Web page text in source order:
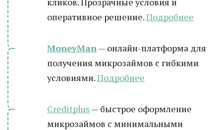
оперативное решение.Подробнее
MoneyMan— онлайн-платформа для
получения микрозаймов с гибкими
условиями.Подробнее
Creditplus — быстрое оформление
микрозаймов с минимальными